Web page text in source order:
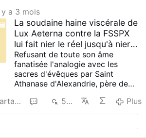
y a 3 mois
La soudaine haine viscérale de
Lux Aeterna contre la FSSPX
lui fait nier le réel jusqu'à nier
la raison …
Refusant de toute son âme
fanatisée l'analogie avec les
sacres d'évêques par Saint
Athanase d'Alexandrie, père de
l'approbation par
le pape Libère
du 3eme concile de Sirmium semi
de la FSSPX est un combat pour
569 Plus